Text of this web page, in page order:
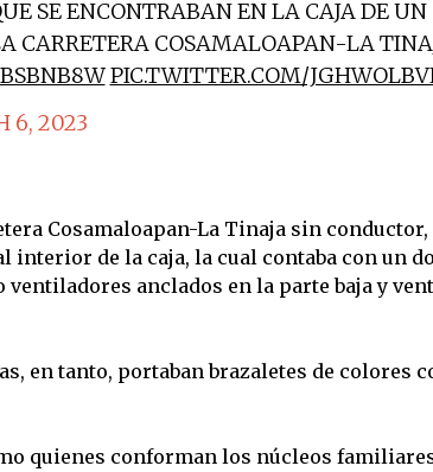
SE ENCONTRABAN EN LA CAJA DE UN
CARRETERA COSAMALOAPAN-LA
PIC.TWITTER.COM/
6, 2023
Cosamaloapan-La Tinaja sin conductor,
interior de la caja, la cual contaba con un
anclados en la parte baja y
en tanto, portaban brazaletes de colores
quienes conforman los núcleos